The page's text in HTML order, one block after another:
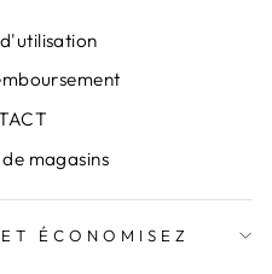
magasins
ÉCONOMISEZ